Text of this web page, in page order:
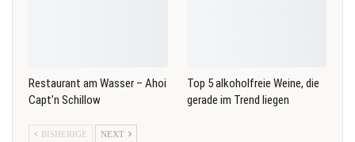
Restaurant am Wasser – Ahoi
Capt’n Schillow
Top 5 alkoholfreie Weine, die
gerade im Trend liegen
BISHERIGE NEXT